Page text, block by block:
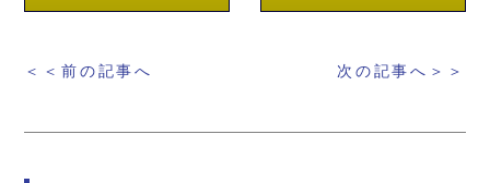
＜＜前の記事へ 次の記事へ＞＞